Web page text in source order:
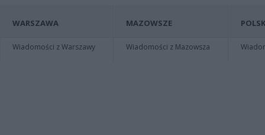
WARSZAWA
Wiadomości z Warszawy
MAZOWSZE
Wiadomości z Mazowsza